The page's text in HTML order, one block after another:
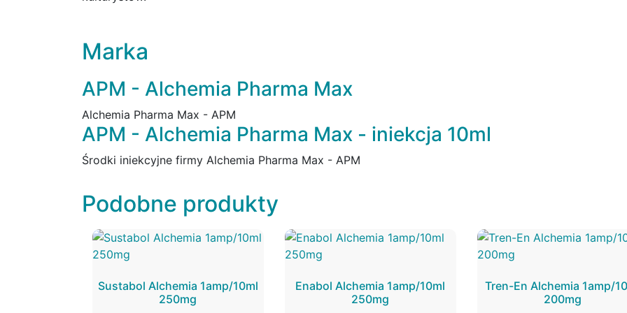
Marka
APM - Alchemia Pharma Max
Alchemia Pharma Max - APM
APM - Alchemia Pharma Max - iniekcja 10ml
Środki iniekcyjne firmy Alchemia Pharma Max - APM
Podobne produkty
Sustabol Alchemia 1amp/10ml
250mg
Enabol Alchemia 1amp/10ml
250mg
Tren-En Alchemia 1amp/
200mg